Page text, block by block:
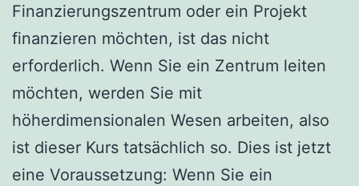
Finanzierungszentrum oder ein Projekt
finanzieren möchten, ist das nicht
erforderlich. Wenn Sie ein Zentrum leiten
möchten, werden Sie mit
höherdimensionalen Wesen arbeiten, also
ist dieser Kurs tatsächlich so. Dies ist jetzt
eine Voraussetzung: Wenn Sie ein